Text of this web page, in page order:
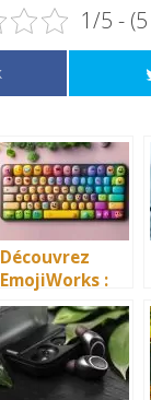
1/5 -
Découvrez
EmojiWorks :
Le clavier Emoji
qui fait
sensation !